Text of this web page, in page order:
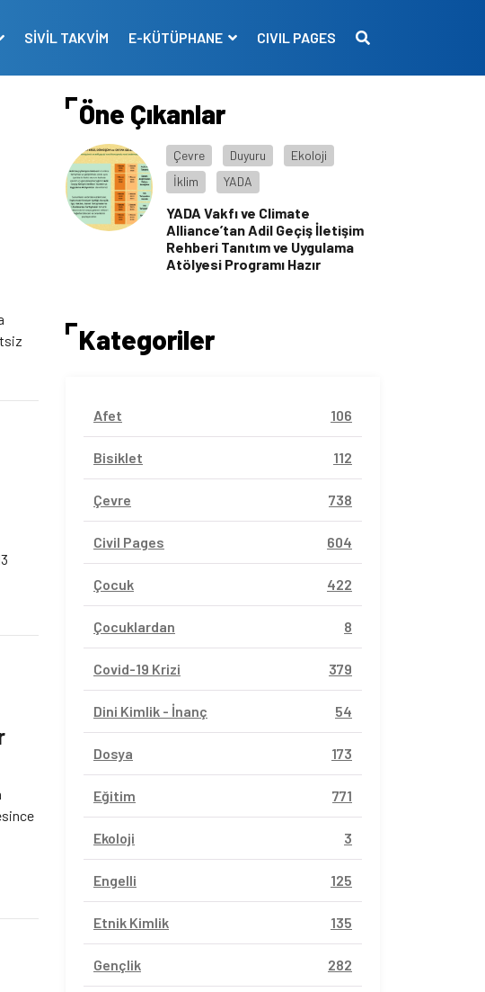
SİVİL TAKVİM E-KÜTÜPHANE CIVIL PAGES
Amfi
Öne Çıkanlar
Çevre Duyuru
Ekoloji
İklim
YADA
YADA Vakfı ve Climate
Alliance’tan Adil Geçiş İletişim
Rehberi Tanıtım ve Uygulama
Atölyesi Programı Hazır
Kategoriler
Afet 106
Bisiklet 112
Çevre 738
Civil Pages 604
Çocuk 422
Çocuklardan 8
Covid-19 Krizi 379
Dini Kimlik - İnanç 54
Dosya 173
Eğitim 771
Ekoloji 3
Engelli 125
Etnik Kimlik 135
Gençlik 282